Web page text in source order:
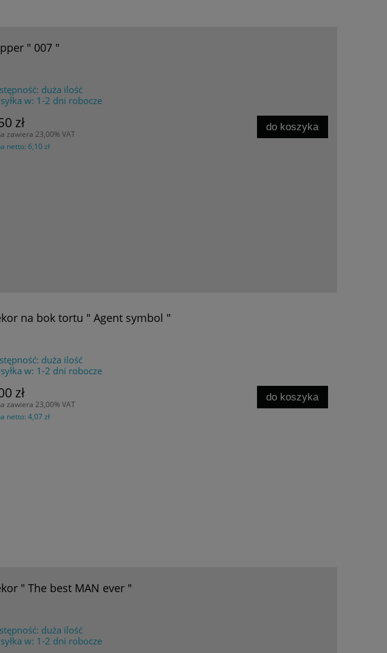
" 007 "
duża ilość
w: 1-2 dni robocze
zł
zawiera 23,00% VAT
netto:6,10 zł
do koszyka
na bok tortu " Agent symbol "
duża ilość
w: 1-2 dni robocze
zł
zawiera 23,00% VAT
netto:4,07 zł
do koszyka
" The best MAN ever "
duża ilość
w: 1-2 dni robocze